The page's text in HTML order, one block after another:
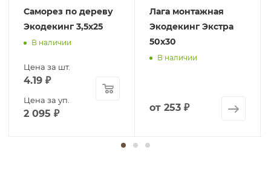
Саморез по дереву
Экодекинг 3,5х25
В наличии
Цена за шт.
4.19 ₽
Цена за уп.
2 095 ₽
Лага монтажная
Экодекинг Экстра
50х30
В наличии
от 253 ₽